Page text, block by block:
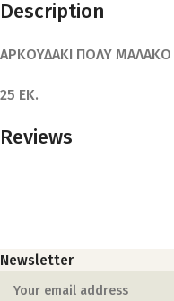
Description
ΑΡΚΟΥΔΑΚΙ ΠΟΛΥ ΜΑΛΑΚΟ
25 ΕΚ.
Reviews
Newsletter